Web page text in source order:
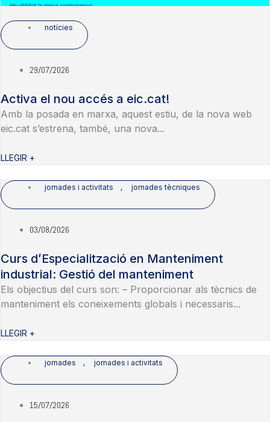
notícies
29/07/2026
Activa el nou accés a eic.cat!
Amb la posada en marxa, aquest estiu, de la nova web
eic.cat s’estrena, també, una nova...
LLEGIR +
jornades i activitats , jornades tècniques
03/08/2026
Curs d’Especialització en Manteniment
industrial: Gestió del manteniment
Els objectius del curs son: – Proporcionar als tècnics de
manteniment els coneixements globals i necessaris...
LLEGIR +
jornades , jornades i activitats
15/07/2026